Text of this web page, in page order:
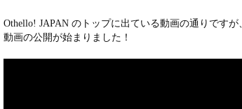
Othello! JAPAN のトップに出ている動画の通りです
動画の公開が始まりました！